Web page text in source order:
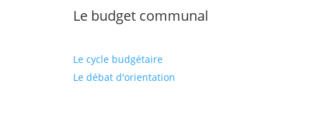
Le budget communal
Le cycle budgétaire
Le débat d'orientation